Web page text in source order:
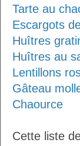
Tarte au
Escargots
Huîtres
Huîtres au
Lentillons
Gâteau
Chaource
Cette liste